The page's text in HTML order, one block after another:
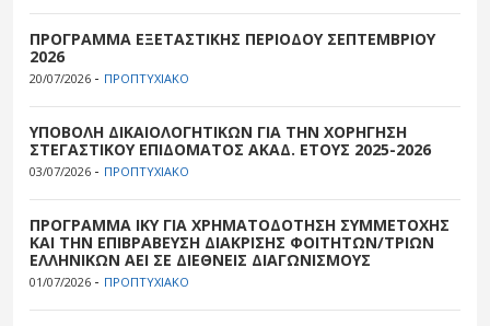
ΠΡΟΓΡΑΜΜΑ ΕΞΕΤΑΣΤΙΚΗΣ ΠΕΡΙΟΔΟΥ ΣΕΠΤΕΜΒΡΙΟΥ
2026
20/07/2026 - ΠΡΟΠΤΥΧΙΑΚΟ
ΥΠΟΒΟΛΗ ΔΙΚΑΙΟΛΟΓΗΤΙΚΩΝ ΓΙΑ ΤΗΝ ΧΟΡΗΓΗΣΗ
ΣΤΕΓΑΣΤΙΚΟΥ ΕΠΙΔΟΜΑΤΟΣ ΑΚΑΔ. ΕΤΟΥΣ 2025-2026
03/07/2026 - ΠΡΟΠΤΥΧΙΑΚΟ
ΠΡΟΓΡΑΜΜΑ ΙΚΥ ΓΙΑ ΧΡΗΜΑΤΟΔΟΤΗΣΗ ΣΥΜΜΕΤΟΧΗΣ
ΚΑΙ ΤΗΝ ΕΠΙΒΡΑΒΕΥΣΗ ΔΙΑΚΡΙΣΗΣ ΦΟΙΤΗΤΩΝ/ΤΡΙΩΝ
ΕΛΛΗΝΙΚΩΝ ΑΕΙ ΣΕ ΔΙΕΘΝΕΙΣ ΔΙΑΓΩΝΙΣΜΟΥΣ
01/07/2026 - ΠΡΟΠΤΥΧΙΑΚΟ